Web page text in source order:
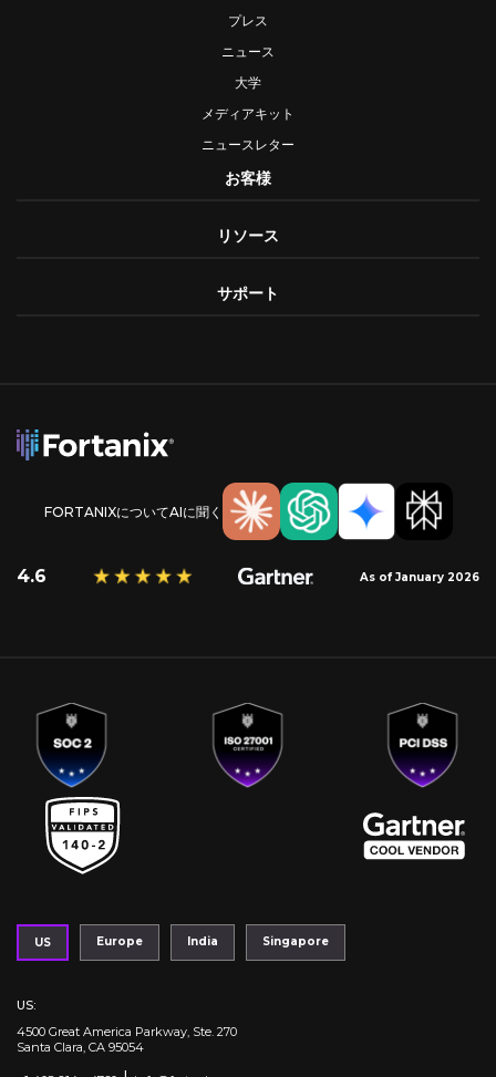
プレス
ニュース
大学
メディアキット
ニュースレター
お客様
リソース
サポート
FORTANIXについてAIに聞く
4.6 As of January 2026
US Europe India Singapore
US:
4500 Great America Parkway, Ste. 270
Santa Clara, CA 95054